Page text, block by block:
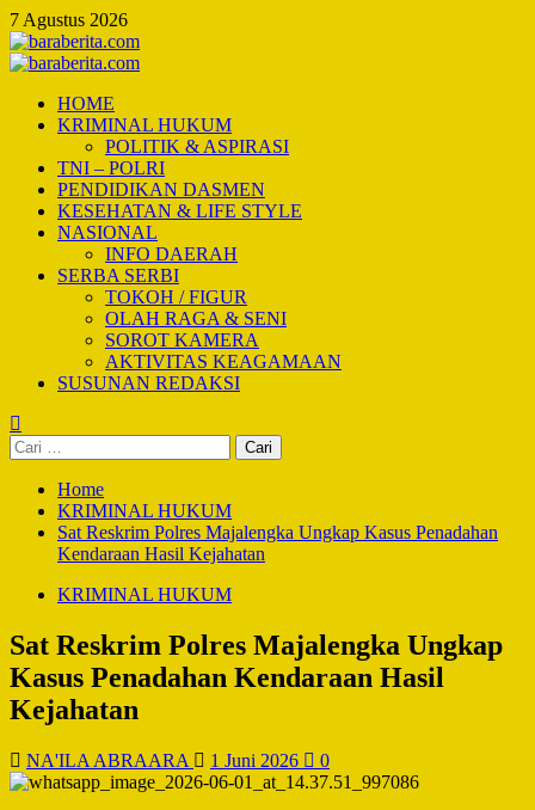
Skip
to
content
7 Agustus 2026
Primary
HOME
KRIMINAL HUKUM
POLITIK & ASPIRASI
TNI – POLRI
PENDIDIKAN DASMEN
KESEHATAN & LIFE STYLE
NASIONAL
INFO DAERAH
SERBA SERBI
TOKOH / FIGUR
OLAH RAGA & SENI
SOROT KAMERA
AKTIVITAS KEAGAMAAN
SUSUNAN REDAKSI
Cari
untuk:
Home
KRIMINAL HUKUM
Sat Reskrim Polres Majalengka Ungkap Kasus Penadahan
Kendaraan Hasil Kejahatan
KRIMINAL HUKUM
Sat Reskrim Polres Majalengka Ungkap
Kasus Penadahan Kendaraan Hasil
Kejahatan
NA'ILA ABRAARA 1 Juni 2026 0